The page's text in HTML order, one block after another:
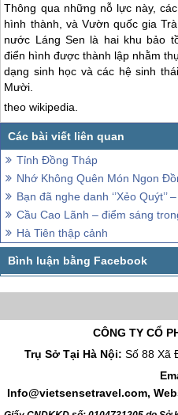
Thông qua những nỗ lực này,
hình thành, và Vườn quốc gia
nước Láng Sen là hai khu bảo
điển hình được thành lập nhằm
dạng sinh học và các hệ sinh
Mười.
theo wikipedia.
Tỉnh Đồng Tháp
Nhớ Không Quên Món Ngon
Bạn đã nghe danh ‘’Xẻo
Cầu Cao Lãnh – điểm sáng trong
Hà Tiên thập cảnh
CÔNG TY CỔ
Trụ Sở Tại Hà Nội: Số 88 Xã
Info@vietsensetravel.com,